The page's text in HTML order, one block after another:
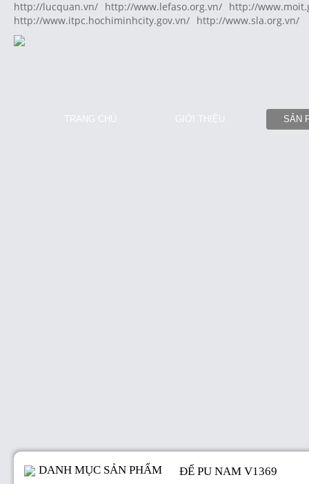
http://lucquan.vn/ http://www.lefaso.org.vn/ http://
http://www.itpc.hochiminhcity.gov.vn/ http://www.sla.org.vn/
TRANG CHỦ GIỚI THIỆU SẢN
DANH MỤC SẢN PHẨM ĐẾ PU NAM V1369